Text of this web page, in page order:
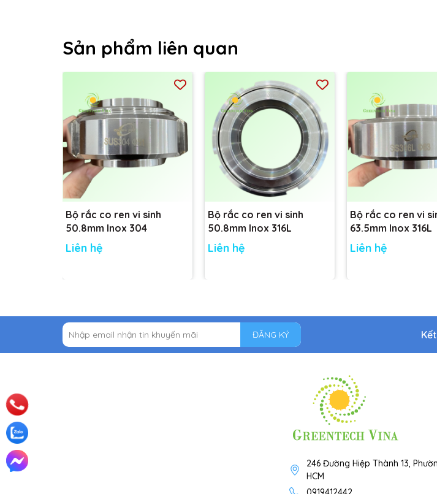
Sản phẩm liên quan
Bộ rắc co ren vi sinh
50.8mm Inox 304
Liên hệ
Bộ rắc co ren vi sinh
50.8mm Inox 316L
Liên hệ
Bộ rắc co ren vi
63.5mm Inox 316L
Liên hệ
ĐĂNG KÝ
246 Đường Hiệp Thành 13,
HCM